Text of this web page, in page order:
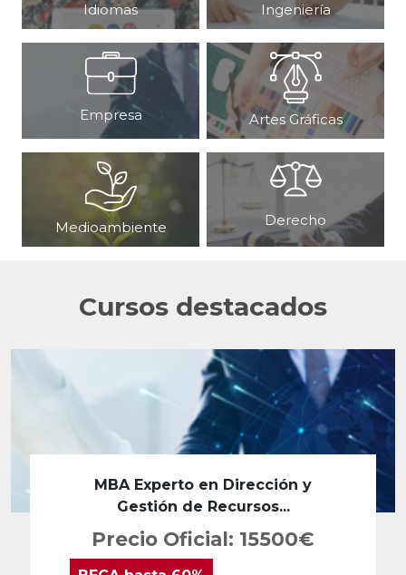
Idiomas Ingeniería
Empresa Artes Gráficas
Medioambiente Derecho
Cursos destacados
MBA Experto en Dirección y
Gestión de Recursos...
Precio Oficial: 15500€